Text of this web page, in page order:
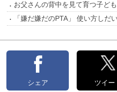
お父さんの背中を見て育つ子ど
「嫌だ嫌だのPTA」 使い方しだ
シェア ツイー